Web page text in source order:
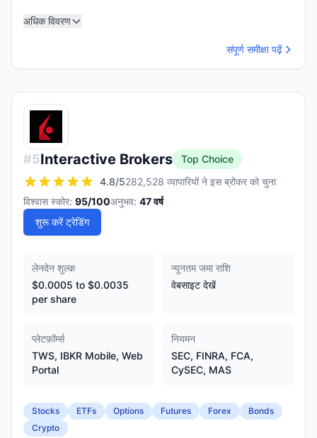
अधिक विवरण
संपूर्ण समीक्षा पढ़ें
#5Interactive Brokers
Top Choice
4.8/5282,528 व्यापारियों ने इस ब्रोकर को चुना
विश्वास स्कोर: 95/100अनुभव: 47वर्ष
शुरू करें ट्रेडिंग
लेनदेन शुल्क
$0.0005 to $0.0035
per share
न्यूनतम जमा राशि
वेबसाइट देखें
प्लेटफ़ॉर्म्स
TWS, IBKR Mobile, Web
Portal
नियमन
SEC, FINRA, FCA,
CySEC, MAS
Stocks ETFs Options Futures Forex
Bonds
Crypto